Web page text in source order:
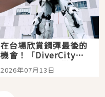
在台場欣賞鋼彈最後的
機會！「DiverCity
Tokyo Plaza」搭船、
購物、美食及夜景，一
2026年07月13日